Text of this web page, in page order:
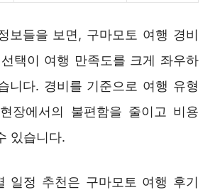
보들을 보면, 구마모토 여행 경비
택이 여행 만족도를 크게 좌우하
니다. 경비를 기준으로 여행 유형
장에서의 불편함을 줄이고 비용
있습니다.
일정 추천은 구마모토 여행 후기